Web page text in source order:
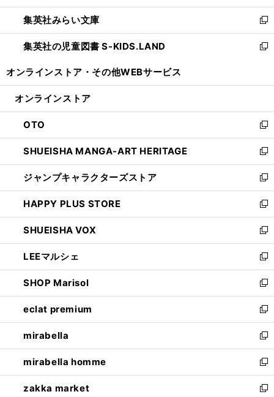
開
く
ウ
で
開
く
ン
ド
ウ
で
ウ
ィ
ン
ド
開
集英社みらい文庫
新
し
い
ン
ウ
で
開
く
集英社の児童図書 S-KIDS.LAND
新
ウ
ン
ド
ウ
で
開
く
オンラインストア・ その他WEBサービス
オンラインストア
OTO
新
し
い
ウ
ィ
ン
ド
ウ
で
開
く
SHUEISHA MANGA-ART HERITAGE
新
し
い
ウ
ィ
ン
ド
ウ
で
開
く
ジャンプキャラクターズストア
新
し
い
ウ
ィ
ン
ド
ウ
で
開
く
HAPPY PLUS STORE
新
し
い
ウ
ィ
ン
ド
ウ
で
開
く
SHUEISHA VOX
新
し
い
ウ
ィ
ン
ド
ウ
で
開
く
LEEマルシェ
新
し
い
ウ
ィ
ン
ド
ウ
で
開
く
SHOP Marisol
新
し
い
ウ
ィ
ン
ド
ウ
で
eclat premium
新
し
い
ウ
ィ
ン
ド
mirabella
新
し
い
ウ
ィ
mirabella homme
新
し
い
zakka market 新